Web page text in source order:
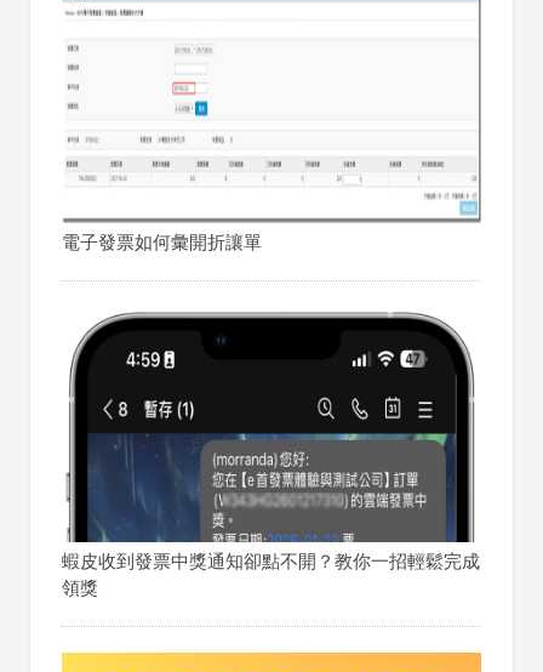
電子發票如何彙開折讓單
蝦皮收到發票中獎通知卻點不開？教你一招輕鬆完成
領獎